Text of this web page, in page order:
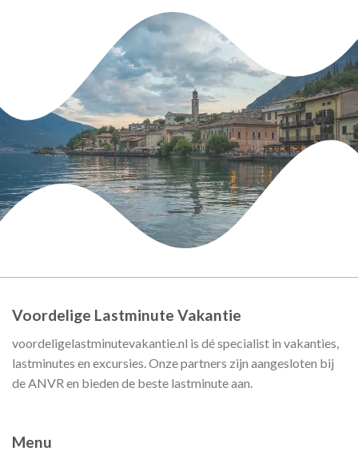
Voordelige Lastminute Vakantie
voordeligelastminutevakantie.nl is dé specialist in vakanties,
lastminutes en excursies. Onze partners zijn aangesloten bij
de ANVR en bieden de beste lastminute aan.
Menu